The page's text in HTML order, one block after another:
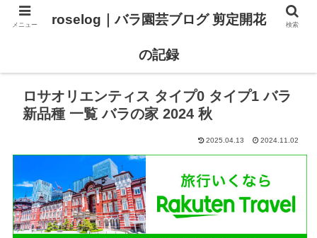
ロサオリエンティス タイプ0 タイプ1 バラ
新品種 一覧 バラの家 2024 秋
2025.04.13 2024.11.02
メニュー roselog｜バラ園芸ブログ 剪定開花
の記録
検索